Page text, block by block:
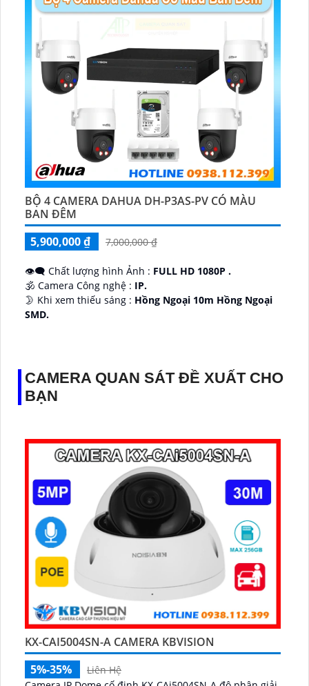
BỘ 4 CAMERA DAHUA DH-P3AS-PV CÓ MÀU
BAN ĐÊM
5,900,000 ₫
7,000,000 ₫
👁️‍🗨 Chất lượng hình Ảnh : FULL HD 1080P .
🕉️ Camera Công nghệ : IP.
🌛 Khi xem thiếu sáng : Hồng Ngoại 10m Hồng Ngoại
SMD.
CAMERA QUAN SÁT ĐỀ XUẤT CHO
BẠN
KX-CAI5004SN-A CAMERA KBVISION
5%-35%
Liên Hệ